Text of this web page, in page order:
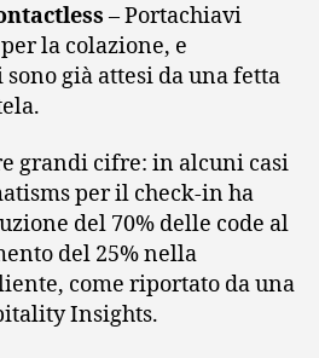
– Portachiavi
la colazione, e
già attesi da una fetta
grandi cifre: in alcuni casi
per il check-in ha
del 70% delle code al
del 25% nella
come riportato da una
Insights.